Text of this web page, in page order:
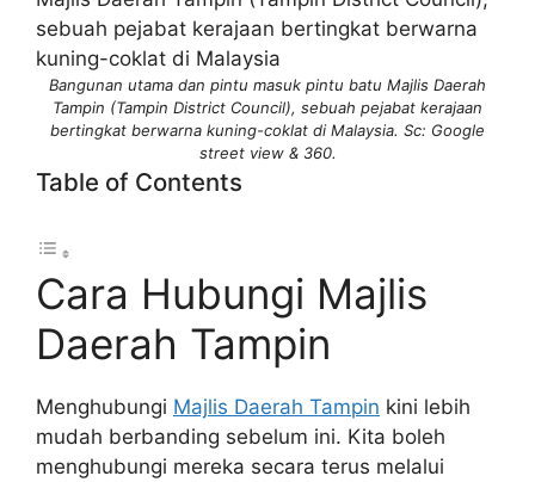
Bangunan utama dan pintu masuk pintu batu Majlis Daerah
Tampin (Tampin District Council), sebuah pejabat kerajaan
bertingkat berwarna kuning-coklat di Malaysia. Sc: Google
street view & 360.
Table of Contents
Cara Hubungi Majlis
Daerah Tampin
Menghubungi Majlis Daerah Tampin kini lebih
mudah berbanding sebelum ini. Kita boleh
menghubungi mereka secara terus melalui